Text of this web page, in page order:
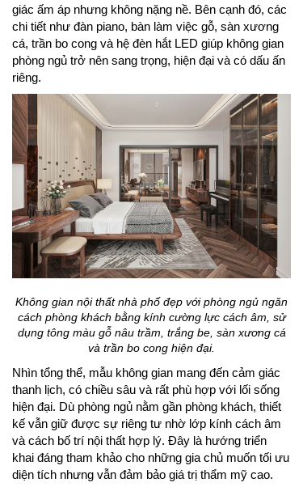
giác ấm áp nhưng không nặng nề. Bên cạnh đó, các
chi tiết như đàn piano, bàn làm việc gỗ, sàn xương
cá, trần bo cong và hệ đèn hắt LED giúp không gian
phòng ngủ trở nên sang trọng, hiện đại và có dấu ấn
riêng.
Không gian nội thất nhà phố đẹp với phòng ngủ ngăn
cách phòng khách bằng kính cường lực cách âm, sử
dụng tông màu gỗ nâu trầm, trắng be, sàn xương cá
và trần bo cong hiện đại.
Nhìn tổng thể, mẫu không gian mang đến cảm giác
thanh lịch, có chiều sâu và rất phù hợp với lối sống
hiện đại. Dù phòng ngủ nằm gần phòng khách, thiết
kế vẫn giữ được sự riêng tư nhờ lớp kính cách âm
và cách bố trí nội thất hợp lý. Đây là hướng triển
khai đáng tham khảo cho những gia chủ muốn tối ưu
diện tích nhưng vẫn đảm bảo giá trị thẩm mỹ cao.